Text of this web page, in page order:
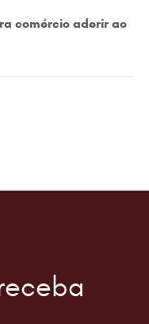
comércio aderir ao